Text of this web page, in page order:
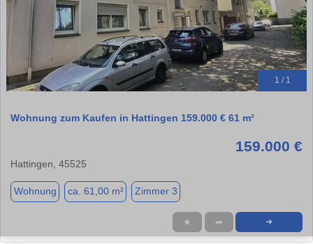
1 / 1
Wohnung zum Kaufen in Hattingen 159.000 € 61 m²
159.000 €
Hattingen, 45525
Wohnung ca. 61,00 m² Zimmer 3
★ ➦ ➜